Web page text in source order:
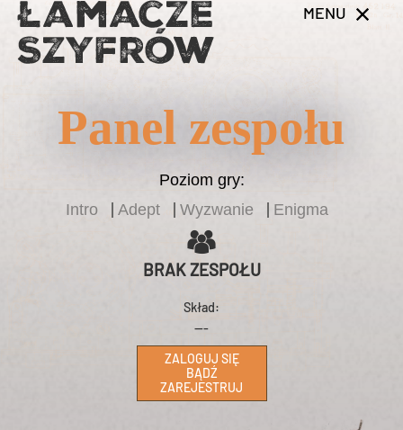
MENU
Panel zespołu
Poziom gry:
Intro
Adept Wyzwanie Enigma
BRAK ZESPOŁU
Skład:
---
ZALOGUJ SIĘ
BĄDŹ
ZAREJESTRUJ